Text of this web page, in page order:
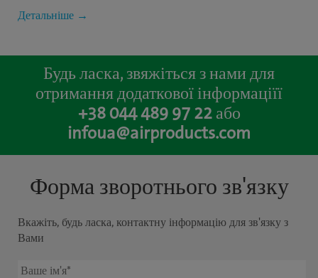
Детальніше →
Будь ласка, звяжіться з нами для
отримання додаткової інформаціїї
+38 044 489 97 22або
infoua@airproducts.com
Форма зворотнього зв'язку
Вкажіть, будь ласка, контактну інформацію для зв'язку з
Вами